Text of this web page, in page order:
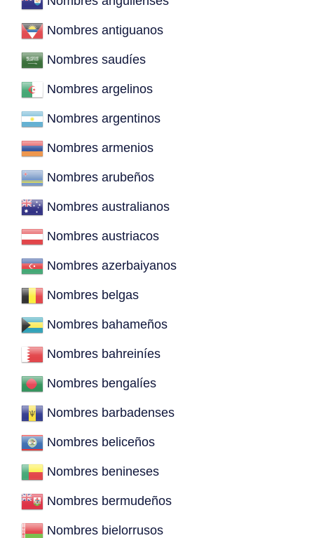
Nombres antiguanos
Nombres saudíes
Nombres argelinos
Nombres argentinos
Nombres armenios
Nombres arubeños
Nombres australianos
Nombres austriacos
Nombres azerbaiyanos
Nombres belgas
Nombres bahameños
Nombres bahreiníes
Nombres bengalíes
Nombres barbadenses
Nombres beliceños
Nombres benineses
Nombres bermudeños
Nombres bielorrusos